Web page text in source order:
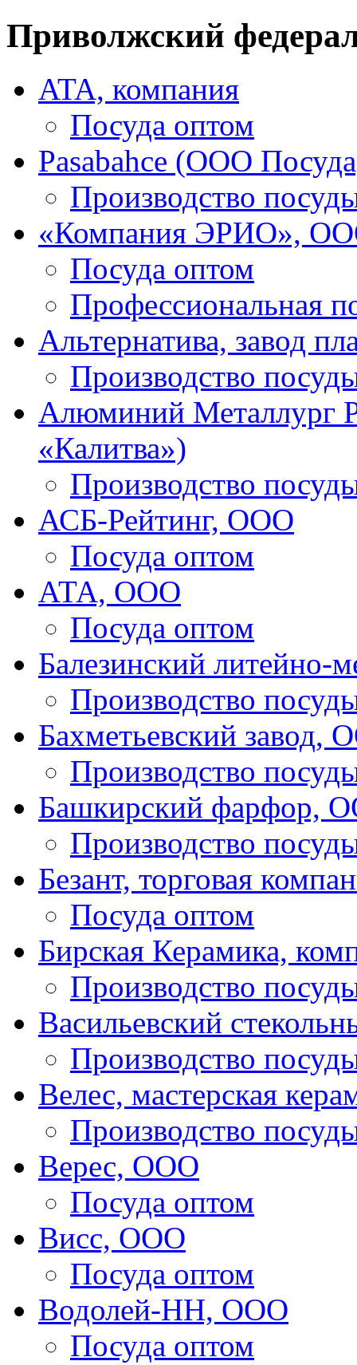
Приволжский
ATA, компания
Посуда оптом
Pasabahce (ООО
Производство
«Компания ЭРИО»,
Посуда оптом
Профессиональная
Альтернатива, завод
Производство
Алюминий Металлург
«Калитва»)
Производство
АСБ-Рейтинг, ООО
Посуда оптом
АТА, ООО
Посуда оптом
Балезинский литейно-
Производство
Бахметьевский завод,
Производство
Башкирский фарфор,
Производство
Безант, торговая
Посуда оптом
Бирская Керамика,
Производство
Васильевский
Производство
Велес, мастерская
Производство
Верес, ООО
Посуда оптом
Висс, ООО
Посуда оптом
Водолей-НН, ООО
Посуда оптом